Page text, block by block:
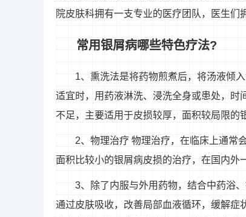
院皮肤科拥有一支专业的医疗团队，医生们
常用银屑病哪些特色疗法?
1、熏洗法是将药物煎煮后，将汤液倾
适宜时，用药液淋洗、浸洗全身或患处，时
不足，主要适用于皮损较厚，面积较局限的
2、物理治疗 物理治疗，在临床上通常
面积比较小的银屑病皮损的治疗，在国内外
3、除了内服与外用药物，结合中药浴
通过皮肤吸收，改善局部血液循环，缓解症